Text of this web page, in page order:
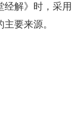
经解》时，采用
要来源。